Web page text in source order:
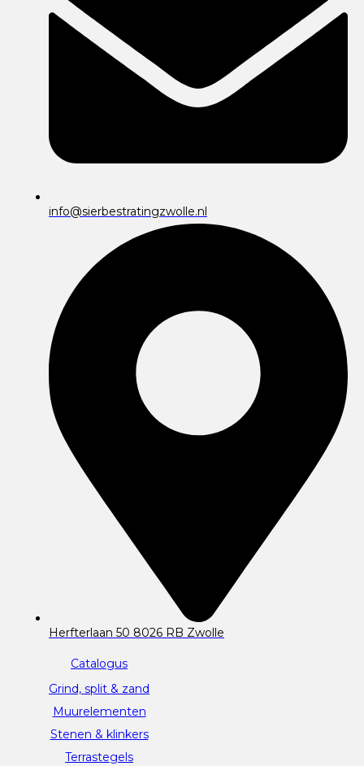
info@sierbestratingzwolle.nl
Herfterlaan 50 8026 RB Zwolle
Catalogus
Grind, split & zand
Muurelementen
Stenen & klinkers
Terrastegels